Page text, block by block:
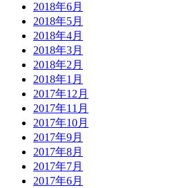
2018年6月
2018年5月
2018年4月
2018年3月
2018年2月
2018年1月
2017年12月
2017年11月
2017年10月
2017年9月
2017年8月
2017年7月
2017年6月